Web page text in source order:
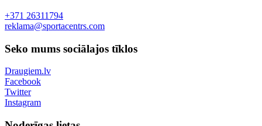
+371 26311794
reklama@sportacentrs.com
Seko mums sociālajos tīklos
Draugiem.lv
Facebook
Twitter
Instagram